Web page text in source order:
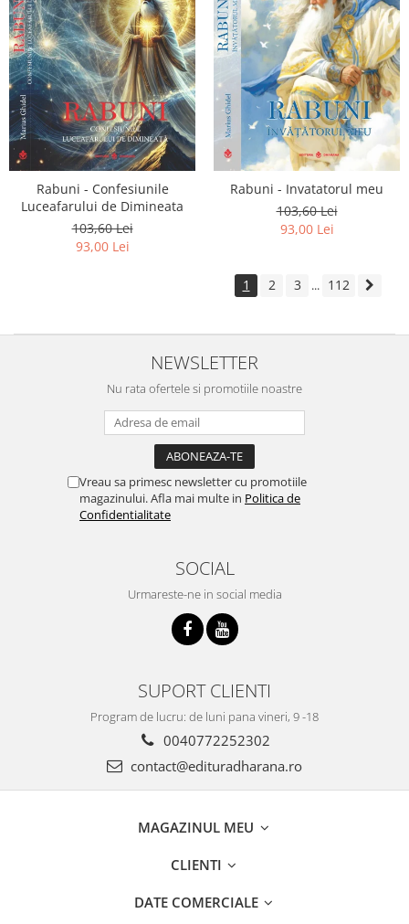
Rabuni - Confesiunile
Luceafarului de Dimineata
103,60 Lei
93,00 Lei
Rabuni - Invatatorul meu
103,60 Lei
93,00 Lei
1 2 3 ... 112
NEWSLETTER
Nu rata ofertele si promotiile noastre
Vreau sa primesc newsletter cu promotiile
magazinului. Afla mai multe in Politica de
Confidentialitate
SOCIAL
Urmareste-ne in social media
SUPORT CLIENTI
Program de lucru: de luni pana vineri, 9 -18
0040772252302
contact@edituradharana.ro
MAGAZINUL MEU
CLIENTI
DATE COMERCIALE